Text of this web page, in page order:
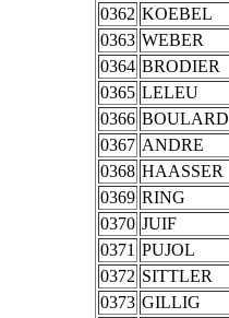
0362 KOEBEL
0363 WEBER
0364 BRODIER
0365 LELEU
0366 BOULARD
0367 ANDRE
0368 HAASSER
0369 RING
0370 JUIF
0371 PUJOL
0372 SITTLER
0373 GILLIG